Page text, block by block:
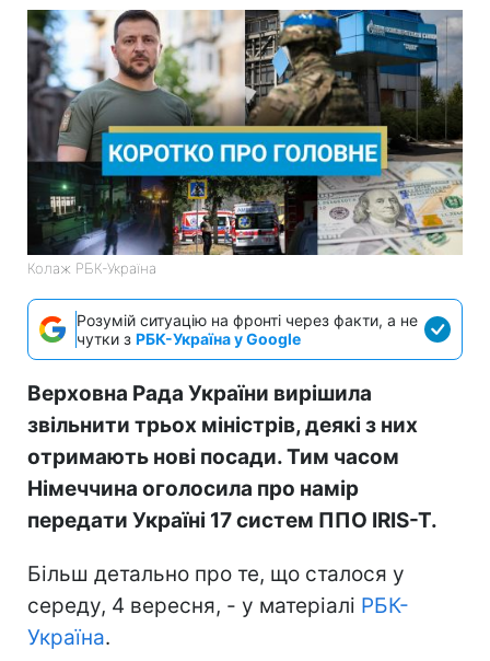
Колаж РБК-Україна
Розумій ситуацію на фронті через факти, а не
чутки з РБК-Україна у Google
Верховна Рада України вирішила
звільнити трьох міністрів, деякі з них
отримають нові посади. Тим часом
Німеччина оголосила про намір
передати Україні 17 систем ППО IRIS-T.
Більш детально про те, що сталося у
середу, 4 вересня, - у матеріалі РБК-
Україна.